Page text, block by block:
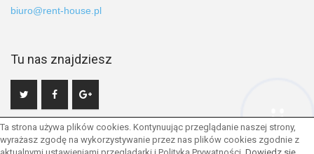
biuro@rent-house.pl
Tu nas znajdziesz
Ta strona używa plików cookies. Kontynuując przeglądanie naszej strony,
wyrażasz zgodę na wykorzystywanie przez nas plików cookies zgodnie z
Hej! Chętnie Ci pomogę